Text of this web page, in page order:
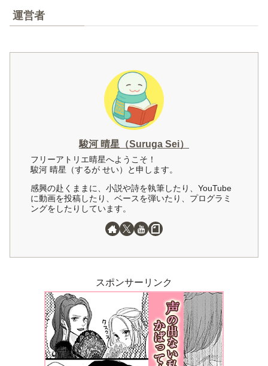
運営者
駿河 晴星（Suruga Sei）
フリーアトリエ晴星へようこそ！
駿河 晴星（するが せい）と申します。
感興の赴くままに、小説や詩を執筆したり、YouTube
に動画を投稿したり、ベースを弾いたり、プログラミ
ングをしたりしています。
スポンサーリンク